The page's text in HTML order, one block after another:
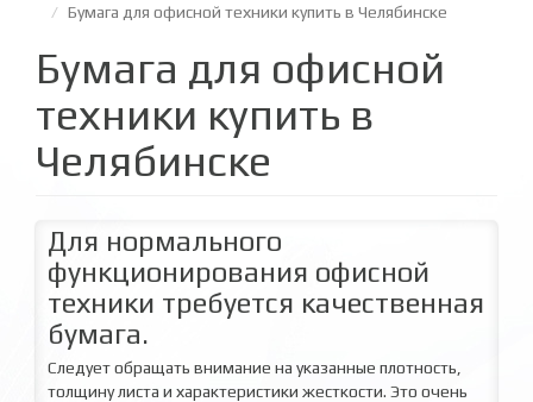
Бумага для офисной техники купить в Челябинске
Бумага для офисной
техники купить в
Челябинске
Для нормального
функционирования офисной
техники требуется качественная
бумага.
Следует обращать внимание на указанные плотность,
толщину листа и характеристики жесткости. Это очень